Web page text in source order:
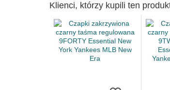
Klienci, którzy kupili ten